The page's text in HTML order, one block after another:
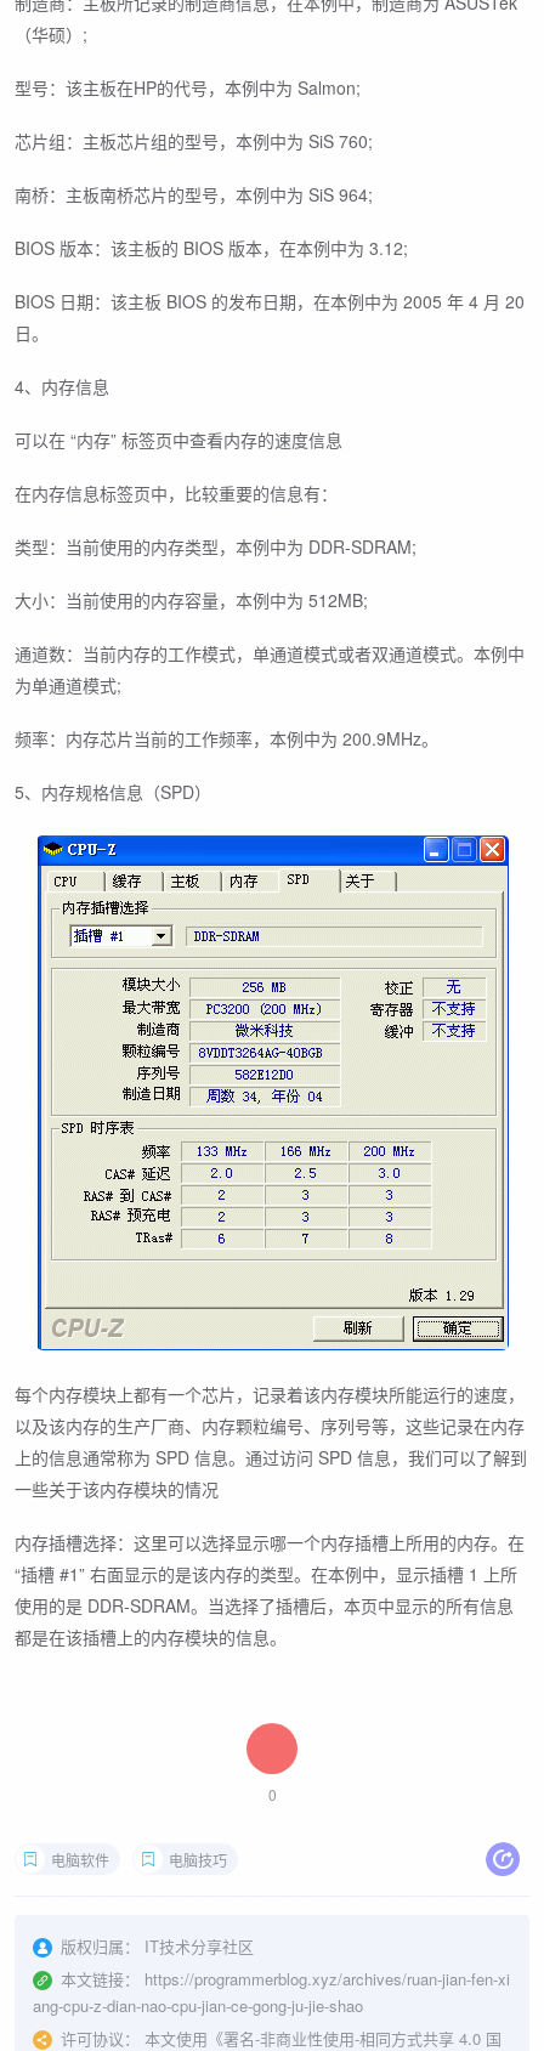
（华硕）;
型号：该主板在HP的代号，本例中为 Salmon;
芯片组：主板芯片组的型号，本例中为 SiS 760;
南桥：主板南桥芯片的型号，本例中为 SiS 964;
BIOS 版本：该主板的 BIOS 版本，在本例中为 3.12;
BIOS 日期：该主板 BIOS 的发布日期，在本例中为 2005 年 4 月 20
日。
4、内存信息
可以在 “内存” 标签页中查看内存的速度信息
在内存信息标签页中，比较重要的信息有：
类型：当前使用的内存类型，本例中为 DDR-SDRAM;
大小：当前使用的内存容量，本例中为 512MB;
通道数：当前内存的工作模式，单通道模式或者双通道模式。本例中
为单通道模式;
频率：内存芯片当前的工作频率，本例中为 200.9MHz。
5、内存规格信息（SPD）
每个内存模块上都有一个芯片，记录着该内存模块所能运行的速度，
以及该内存的生产厂商、内存颗粒编号、序列号等，这些记录在内存
上的信息通常称为 SPD 信息。通过访问 SPD 信息，我们可以了解到
一些关于该内存模块的情况
内存插槽选择：这里可以选择显示哪一个内存插槽上所用的内存。在
“插槽 #1” 右面显示的是该内存的类型。在本例中，显示插槽 1 上所
使用的是 DDR-SDRAM。当选择了插槽后，本页中显示的所有信息
都是在该插槽上的内存模块的信息。
0
电脑软件 电脑技巧
版权归属：
IT技术分享社区
本文链接：
https://programmerblog.xyz/archives/ruan-jian-fen-xi
ang-cpu-z-dian-nao-cpu-jian-ce-gong-ju-jie-shao
许可协议：
本文使用《署名-非商业性使用-相同方式共享 4.0 国